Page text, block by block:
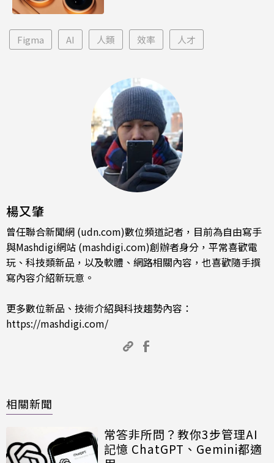
Figma AI 人類 效率 人才
楊又肇
曾任聯合新聞網 (udn.com)數位頻道記者，目前為自由寫手
與Mashdigi網站 (mashdigi.com)創辦者身分，平常喜歡電
玩、科技類新品，以及軟體、網路相關內容，也喜歡隨手撰
寫內容介紹新玩意。
更多數位新品、技術介紹與科技趨勢內容：
https://mashdigi.com/
相關新聞
常答非所問？教你3步管理AI
記憶 ChatGPT、Gemini都適